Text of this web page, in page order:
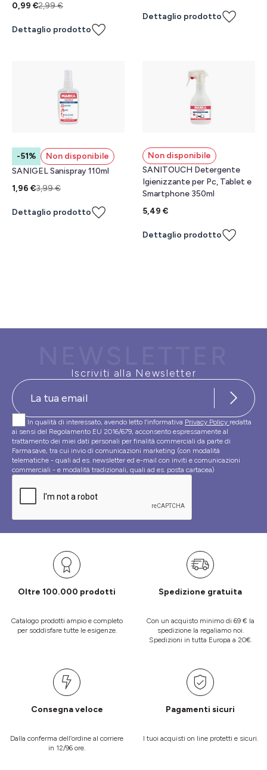
0,99 €2,99 €
Dettaglio prodotto
Dettaglio prodotto
-51%
Non disponibile
SANIGEL Sanispray 110ml
1,96 €3,99 €
Dettaglio prodotto
Non disponibile
SANITOUCH Detergente
Igienizzante per Pc, Tablet e
Smartphone 350ml
5,49 €
Dettaglio prodotto
Iscriviti alla Newsletter
In qualità di interessato, avendo letto l’informativa Privacy Policy redatta
ai sensi del Regolamento EU 2016/679, acconsento espressamente al
trattamento dei miei dati personali per finalità commerciali da parte di
Farmasave, tra cui invio di comunicazioni marketing (con modalità
telematiche - quali ad es. newsletter ed e-mail con inviti e comunicazioni
commerciali - e modalità tradizionali, quali ad es. posta cartacea)
Oltre 100.000 prodotti
Catalogo prodotti ampio e completo
per soddisfare tutte le esigenze.
Spedizione gratuita
Con un acquisto minimo di 69 € la
spedizione la regaliamo noi.
Spedizioni in tutta Europa a 20€.
Consegna veloce
Dalla conferma dell’ordine al corriere
in 12/96 ore.
Pagamenti sicuri
I tuoi acquisti on line protetti e sicuri.